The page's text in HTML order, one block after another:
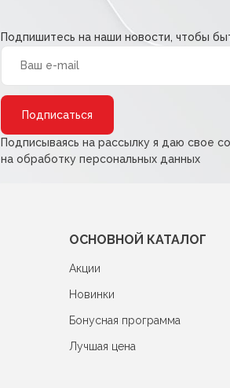
Подпишитесь на наши новости, чтобы
Подписываясь на рассылку я даю свое
на обработку персональных данных
ОСНОВНОЙ КАТАЛОГ
Акции
Новинки
Бонусная программа
Лучшая цена